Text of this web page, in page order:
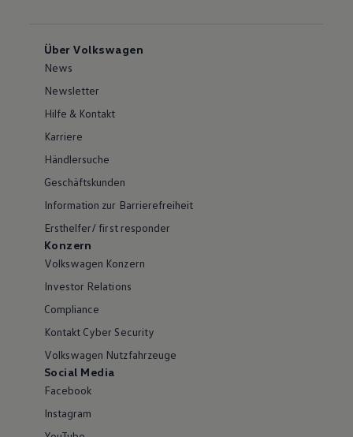
Über Volkswagen
News
Newsletter
Hilfe & Kontakt
Karriere
Händlersuche
Geschäftskunden
Information zur Barrierefreiheit
Ersthelfer/ first responder
Konzern
Volkswagen Konzern
Investor Relations
Compliance
Kontakt Cyber Security
Volkswagen Nutzfahrzeuge
Social Media
Facebook
Instagram